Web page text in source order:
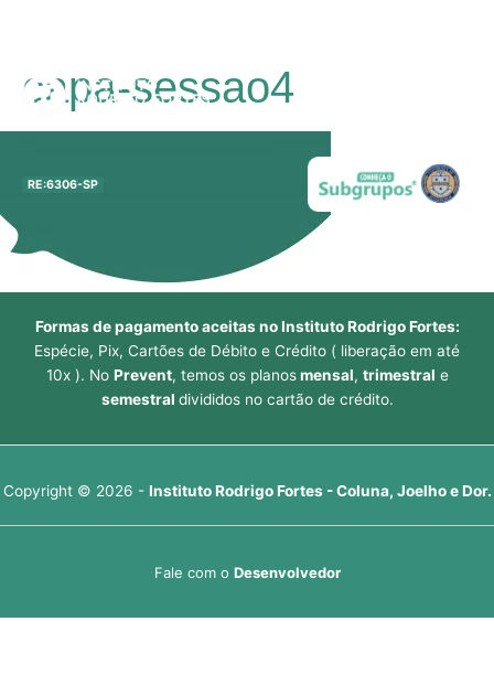
RE:6306-SP
capa-sessao4
Formas de pagamento aceitas no Instituto Rodrigo Fortes:
Espécie, Pix, Cartões de Débito e Crédito ( liberação em até
10x ). No Prevent, temos os planosmensal, trimestral e
semestral divididos no cartão de crédito.
Copyright © 2026 - Instituto Rodrigo Fortes - Coluna, Joelho e Dor.
Fale com o Desenvolvedor